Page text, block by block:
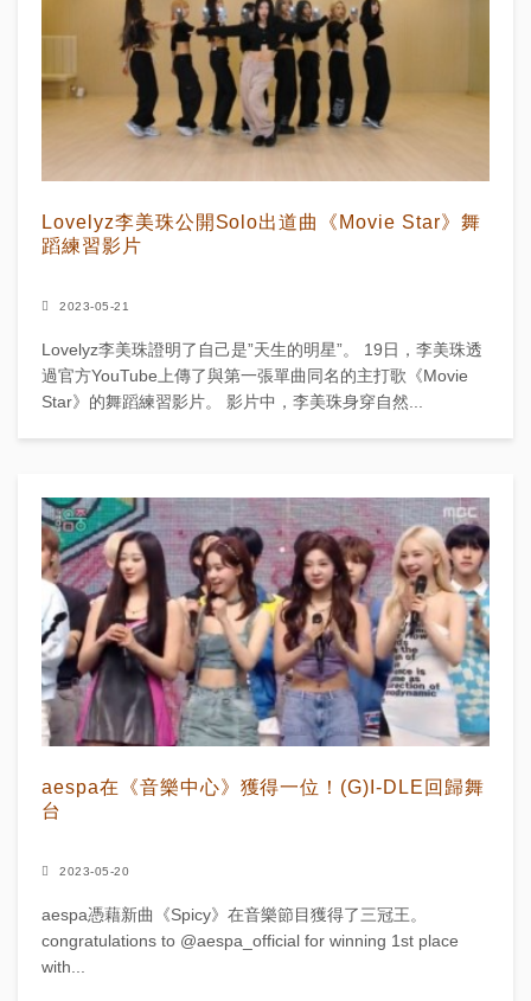
Lovelyz李美珠公開Solo出道曲《Movie Star》舞
蹈練習影片
2023-05-21
Lovelyz李美珠證明了自己是”天生的明星”。 19日，李美珠透
過官方YouTube上傳了與第一張單曲同名的主打歌《Movie
Star》的舞蹈練習影片。 影片中，李美珠身穿自然...
aespa在《音樂中心》獲得一位！(G)I-DLE回歸舞
台
2023-05-20
aespa憑藉新曲《Spicy》在音樂節目獲得了三冠王。
congratulations to @aespa_official for winning 1st place
with...